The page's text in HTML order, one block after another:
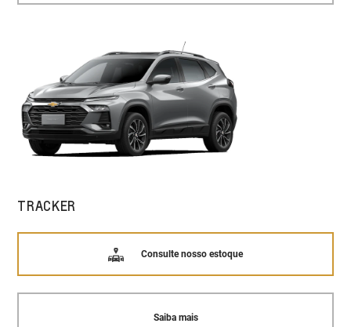
TRACKER
Consulte nosso estoque
Saiba mais